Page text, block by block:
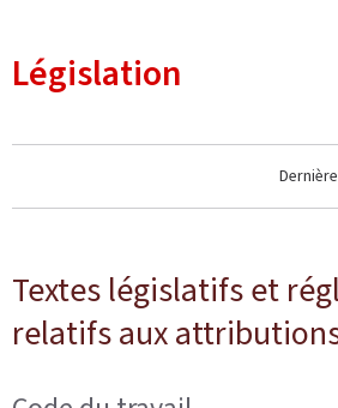
Législation
Textes législatifs et
relatifs aux